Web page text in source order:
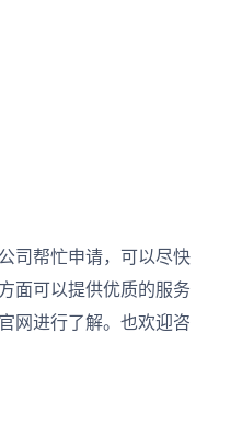
司帮忙申请，可以尽快
面可以提供优质的服务
网进行了解。也欢迎咨